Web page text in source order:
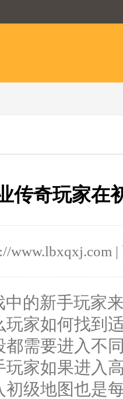
传奇玩家在
www.lbxqxj.com
中的新手玩家
玩家如何找到
都需要进入不
玩家如果进入
初级地图也是